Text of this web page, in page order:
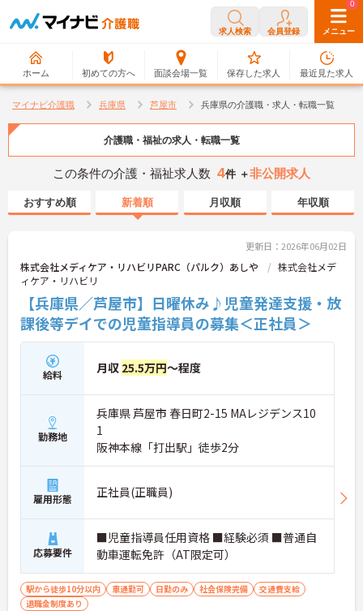
求人検索 会員登録 メニュー
ホーム 初めての方へ 面談会場一覧
0
保存した求人
0
最近見た求人
マイナビ介護職 兵庫県 芦屋市 兵庫県の介護職・求人・転職一覧
介護職・福祉の求人・転職一覧
この条件の介護・福祉求人数 4件 ＋非公開求人
おすすめ順 新着順 月収順 年収順
更新日：2026年06月02日
株式会社メディケア・リハビリPARC（パルク）あしや
株式会社メデ
ィケア・リハビリ
【兵庫県／芦屋市】日曜休み♪児童発達支援・放
課後等デイでの児童指導員の募集＜正社員＞
給料 月収 25.5万円～程度
勤務地
兵庫県 芦屋市 春日町2-15 MAレジデンス10
1
阪神本線「打出駅」徒歩2分
雇用形態 正社員(正職員)
応募要件
■児童指導員任用資格 ■経験必須 ■普通自
動車運転免許（AT限定可）
駅から徒歩10分以内 車通勤可 日勤のみ 社会保険完備
交通費支給
退職金制度あり